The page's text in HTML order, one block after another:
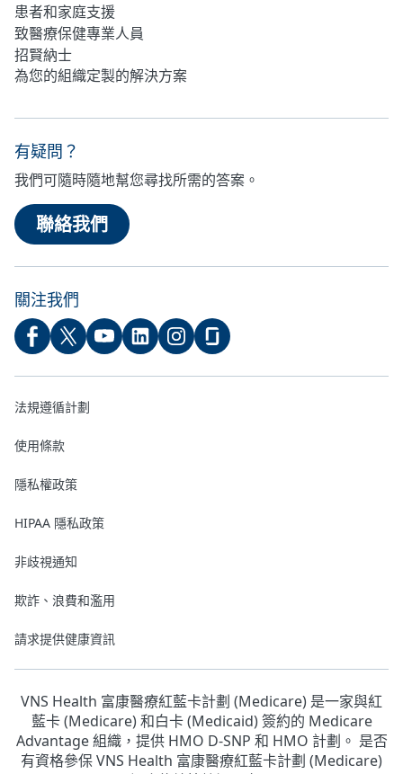
患者和家庭支援
致醫療保健專業人員
招賢納士
為您的組織定製的解決方案
有疑問？
我們可隨時隨地幫您尋找所需的答案。
聯絡我們
關注我們
法規遵循計劃
使用條款
隱私權政策
HIPAA 隱私政策
非歧視通知
欺詐、浪費和濫用
請求提供健康資訊
VNS Health 富康醫療紅藍卡計劃 (Medicare) 是一家與紅
藍卡 (Medicare) 和白卡 (Medicaid) 簽約的 Medicare
Advantage 組織，提供 HMO D-SNP 和 HMO 計劃。 是否
有資格參保 VNS Health 富康醫療紅藍卡計劃 (Medicare)